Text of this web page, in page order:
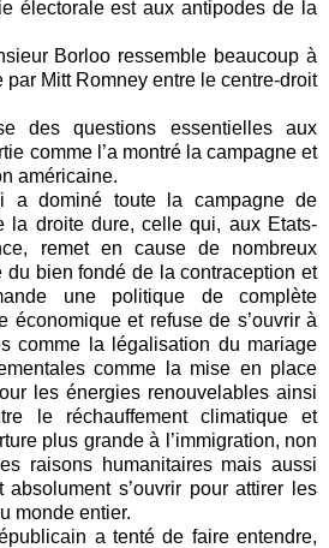
électorale est aux antipodes de la
Borloo ressemble beaucoup à
par Mitt Romney entre le centre-droit
des questions essentielles aux
comme l’a montré la campagne et
américaine.
a dominé toute la campagne de
la droite dure, celle qui, aux Etats-
remet en cause de nombreux
du bien fondé de la contraception et
une politique de complète
économique et refuse de s’ouvrir à
comme la légalisation du mariage
comme la mise en place
les énergies renouvelables ainsi
le réchauffement climatique et
plus grande à l’immigration, non
raisons humanitaires mais aussi
s’ouvrir pour attirer les
monde entier.
a tenté de faire entendre,